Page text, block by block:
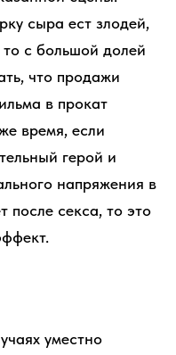
сыра ест злодей,
с большой долей
что продажи
в прокат
время, если
герой и
напряжения в
после секса, то это
уместно